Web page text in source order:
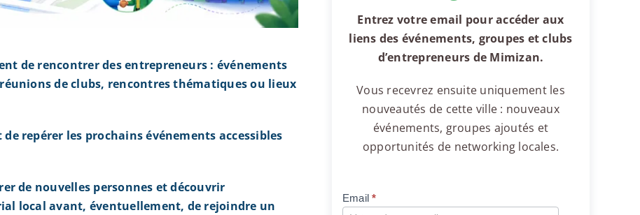
de rencontrer des entrepreneurs : événements
de clubs, rencontres thématiques ou lieux
repérer les prochains événements accessibles
de nouvelles personnes et découvrir
local avant, éventuellement, de rejoindre un
Entrez votre email pour accéder aux
liens des événements, groupes et clubs
d’entrepreneurs de Mimizan.
Vous recevrez ensuite uniquement les
nouveautés de cette ville : nouveaux
événements, groupes ajoutés et
opportunités de networking locales.
Compte
Email*